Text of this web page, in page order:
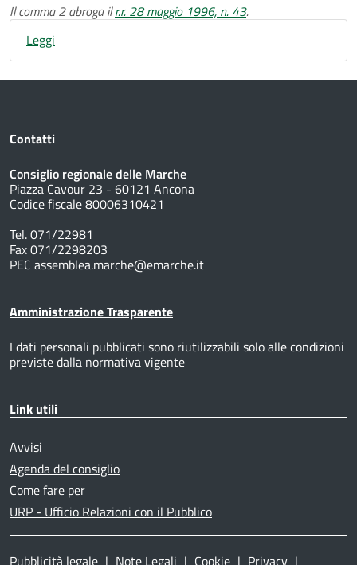
Il comma 2 abroga ilr.r. 28 maggio 1996, n. 43.
Leggi
Contatti
Consiglio regionale delle Marche
Piazza Cavour 23 - 60121 Ancona
Codice fiscale 80006310421
Tel. 071/22981
Fax 071/2298203
PEC assemblea.marche@emarche.it
Amministrazione Trasparente
I dati personali pubblicati sono riutilizzabili solo alle condizioni
previste dalla normativa vigente
Link utili
Avvisi
Agenda del consiglio
Come fare per
URP - Ufficio Relazioni con il Pubblico
Pubblicità legale | Note Legali | Cookie | Privacy |